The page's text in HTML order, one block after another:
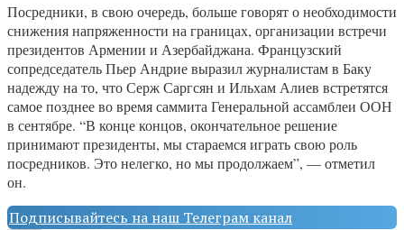
Посредники, в свою очередь, больше говорят о необходимости
снижения напряженности на границах, организации встречи
президентов Армении и Азербайджана. Французский
сопредседатель Пьер Андрие выразил журналистам в Баку
надежду на то, что Серж Саргсян и Ильхам Алиев встретятся
самое позднее во время саммита Генеральной ассамблеи ООН
в сентябре. “В конце концов, окончательное решение
принимают президенты, мы стараемся играть свою роль
посредников. Это нелегко, но мы продолжаем”, — отметил
он.
Подписывайтесь на наш Телеграм канал